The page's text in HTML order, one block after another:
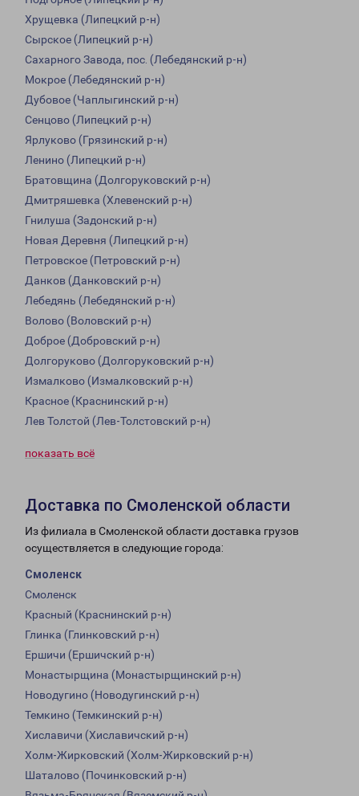
Хрущевка (Липецкий р-н)
Сырское (Липецкий р-н)
Сахарного Завода, пос. (Лебедянский р-н)
Мокрое (Лебедянский р-н)
Дубовое (Чаплыгинский р-н)
Сенцово (Липецкий р-н)
Ярлуково (Грязинский р-н)
Ленино (Липецкий р-н)
Братовщина (Долгоруковский р-н)
Дмитряшевка (Хлевенский р-н)
Гнилуша (Задонский р-н)
Новая Деревня (Липецкий р-н)
Петровское (Петровский р-н)
Данков (Данковский р-н)
Лебедянь (Лебедянский р-н)
Волово (Воловский р-н)
Доброе (Добровский р-н)
Долгоруково (Долгоруковский р-н)
Измалково (Измалковский р-н)
Красное (Краснинский р-н)
Лев Толстой (Лев-Толстовский р-н)
показать всё
Доставка по Смоленской области
Из филиала в Смоленской области доставка грузов
осуществляется в следующие города:
Смоленск
Смоленск
Красный (Краснинский р-н)
Глинка (Глинковский р-н)
Ершичи (Ершичский р-н)
Монастырщина (Монастырщинский р-н)
Новодугино (Новодугинский р-н)
Темкино (Темкинский р-н)
Хиславичи (Хиславичский р-н)
Холм-Жирковский (Холм-Жирковский р-н)
Шаталово (Починковский р-н)